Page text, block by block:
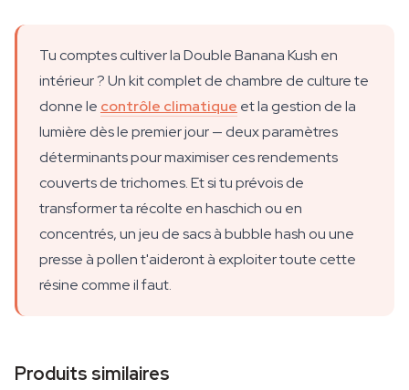
Tu comptes cultiver la Double Banana Kush en
intérieur ? Un kit complet de chambre de culture te
donne le contrôle climatique et la gestion de la
lumière dès le premier jour — deux paramètres
déterminants pour maximiser ces rendements
couverts de trichomes. Et si tu prévois de
transformer ta récolte en haschich ou en
concentrés, un jeu de sacs à bubble hash ou une
presse à pollen t'aideront à exploiter toute cette
résine comme il faut.
Produits similaires